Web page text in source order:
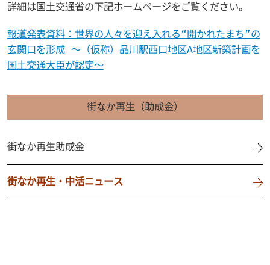
詳細は国土交通省の下記ホームページをご覧ください。
報道発表資料：世界の人々を迎え入れる“開かれたまち”の
玄関口を形成 ～（仮称）品川駅西口地区A地区新築計画を
国土交通大臣が認定～
街なか再生（助成金）
街なか再生助成金
街なか再生・中活ニュース